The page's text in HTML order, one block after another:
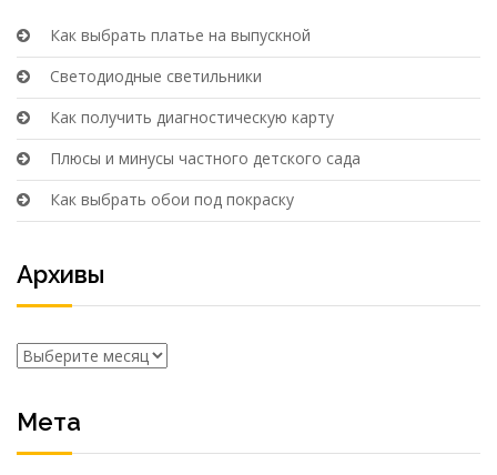
Как выбрать платье на выпускной
Светодиодные светильники
Как получить диагностическую карту
Плюсы и минусы частного детского сада
Как выбрать обои под покраску
Архивы
Архивы
Мета